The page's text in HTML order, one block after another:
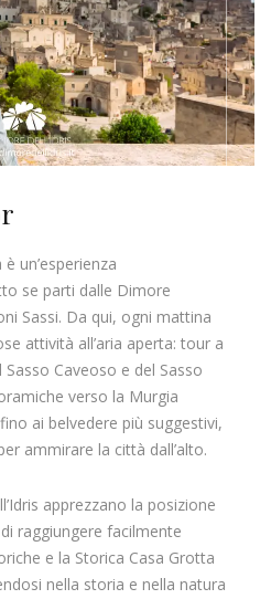
un’esperienza
se parti dalle Dimore
Sassi. Da qui, ogni mattina
attività all’aria aperta: tour a
Caveoso e del Sasso
verso la Murgia
ai belvedere più suggestivi,
ammirare la città dall’alto.
apprezzano la posizione
raggiungere facilmente
e la Storica Casa Grotta
nella storia e nella natura